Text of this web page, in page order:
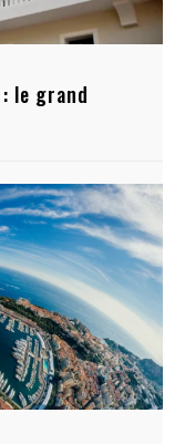
le grand